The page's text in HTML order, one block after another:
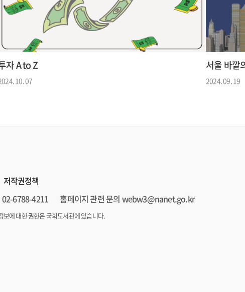
자 A to Z
10. 07
서울 바깥
2024. 09. 19
저작권정책
02-6788-4211
홈페이지 관련 문의 webw3@nanet.go.kr
에 대한 권한은 국회도서관에 있습니다.